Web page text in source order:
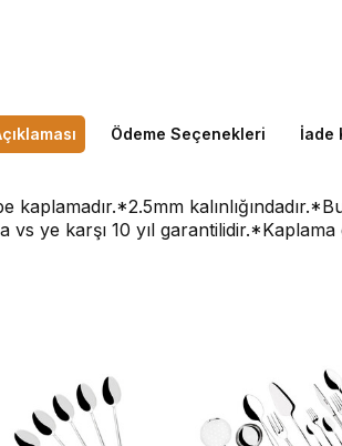
Ödeme Seçenekleri İade
ye karşı 10 yıl